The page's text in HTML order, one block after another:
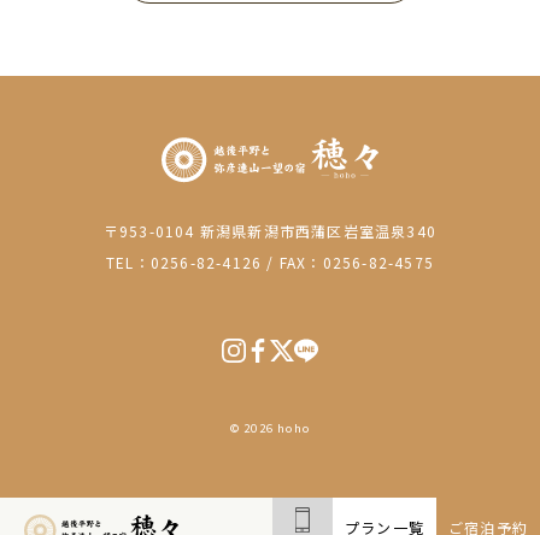
プラン一覧 ご宿泊予約
〒953-0104 新潟県新潟市西蒲区岩室温泉340
TEL：0256-82-4126 / FAX：0256-82-4575
© 2026 hoho